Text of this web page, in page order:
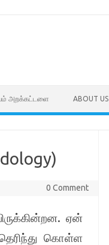
அறக்கட்டளை ABOUT US
0 Comment
. ஏன்
கொள்ள